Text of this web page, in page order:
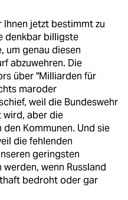
Ihnen jetzt bestimmt zu
denkbar billigste
um genau diesen
abzuwehren. Die
über "Milliarden für
maroder
weil die Bundeswehr
wird, aber die
Kommunen. Und sie
die fehlenden
geringsten
wenn Russland
bedroht oder gar